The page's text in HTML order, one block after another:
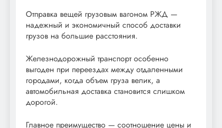
Отправка вещей грузовым вагоном РЖД —
надежный и экономичный способ доставки
грузов на большие расстояния.
Железнодорожный транспорт особенно
выгоден при переездах между отдаленными
городами, когда объем груза велик, а
автомобильная доставка становится слишком
дорогой.
Главное преимущество — соотношение цены и